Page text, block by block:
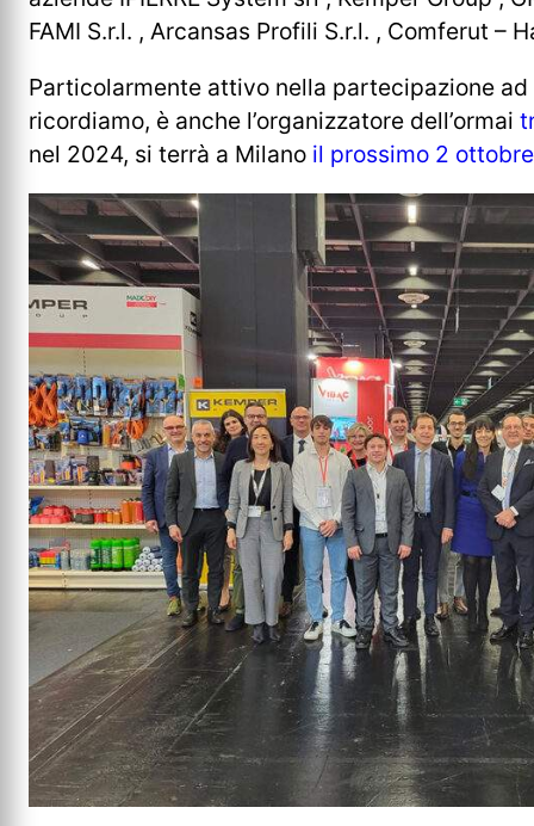
FAMI S.r.l. , Arcansas Profili S.r.l. , Comferut –
Particolarmente attivo nella partecipazione
ricordiamo, è anche l’organizzatore dell’ormai
nel 2024, si terrà a Milano il prossimo 2